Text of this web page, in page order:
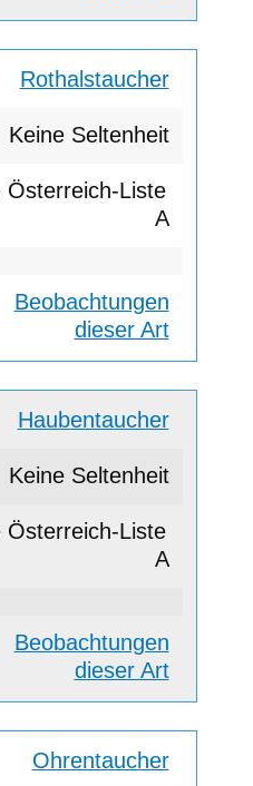
Rothalstaucher
Keine Seltenheit
A
Beobachtungen
dieser Art
Haubentaucher
Keine Seltenheit
A
Beobachtungen
dieser Art
Ohrentaucher